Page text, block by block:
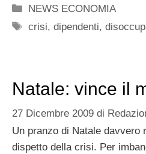
Categorie
NEWS ECONOMIA
Tag
crisi,dipendenti,
Natale: vince il
27 Dicembre 2009 di
Un pranzo di Natale davvero
dispetto della crisi. Per